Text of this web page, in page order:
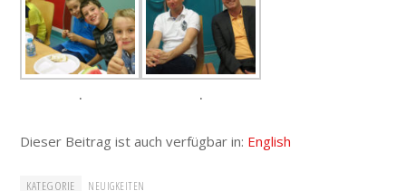
. .
Dieser Beitrag ist auch verfügbar in: English
KATEGORIE NEUIGKEITEN